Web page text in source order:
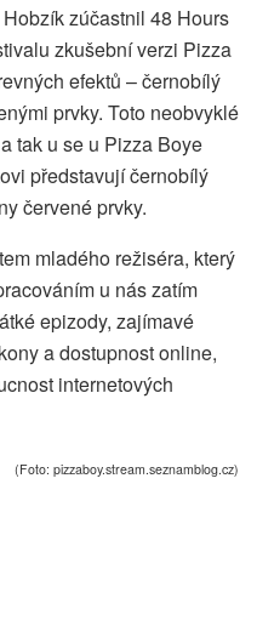
zúčastnil 48 Hours
zkušební verzi Pizza
efektů – černobílý
prvky. Toto neobvyklé
tak u se u Pizza Boye
představují černobílý
červené prvky.
mladého režiséra, který
u nás zatím
epizody, zajímavé
a dostupnost online,
internetových
(Foto: pizzaboy.stream.seznamblog.cz)